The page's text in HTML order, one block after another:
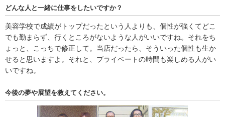
どんな人と一緒に仕事をしたいですか？
美容学校で成績がトップだったという人よりも、個性が強くてどこ
でも勤まらず、行くところがないような人がいいですね。それをち
ょっと、こっちで修正して。当店だったら、そういった個性も生か
せると思いますよ。それと、プライベートの時間も楽しめる人がい
いですね。
今後の夢や展望を教えてください。